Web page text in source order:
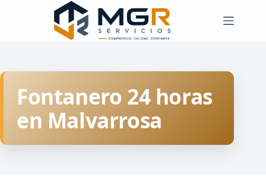
Fontanero 24 horas
en Malvarrosa